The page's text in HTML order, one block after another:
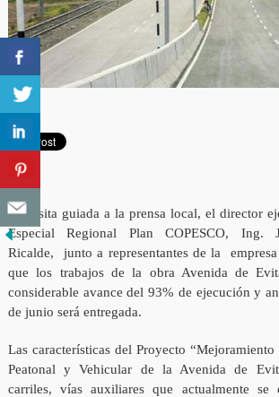
En visita guiada a la prensa local, el director
Especial Regional Plan COPESCO, Ing.
Ricalde, junto a representantes de la
que los trabajos de la obra Avenida de
considerable avance del 93% de ejecución y
de junio será entregada.
Las características del Proyecto
Peatonal y Vehicular de la Avenida de
carriles, vías auxiliares que actualmente se